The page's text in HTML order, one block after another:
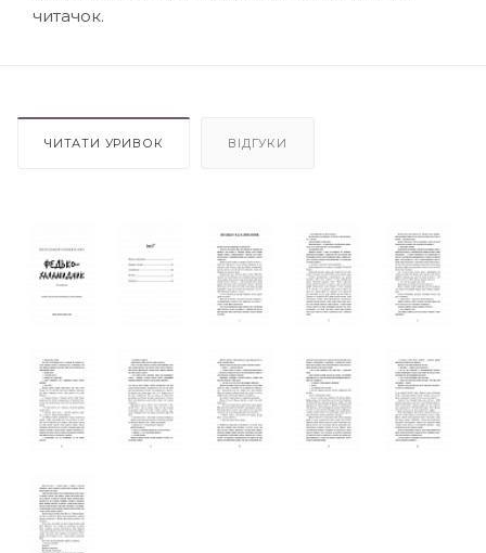
читачок.
ЧИТАТИ УРИВОК ВІДГУКИ